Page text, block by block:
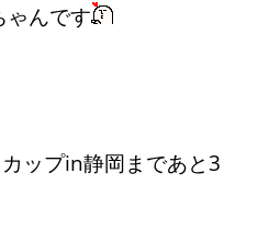
ゃんです
ップin静岡まであと3